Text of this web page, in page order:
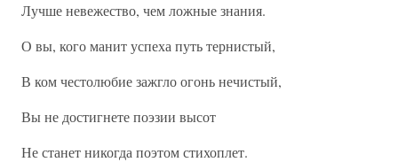
Лучше невежество, чем ложные знания.
О вы, кого манит успеха путь тернистый,
В ком честолюбие зажгло огонь нечистый,
Вы не достигнете поэзии высот
Не станет никогда поэтом стихоплет.